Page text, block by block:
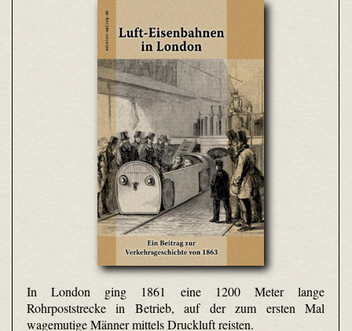
In London ging 1861 eine 1200 Meter lange
Rohrpoststrecke in Betrieb, auf der zum ersten Mal
wagemutige Männer mittels Druckluft reisten.